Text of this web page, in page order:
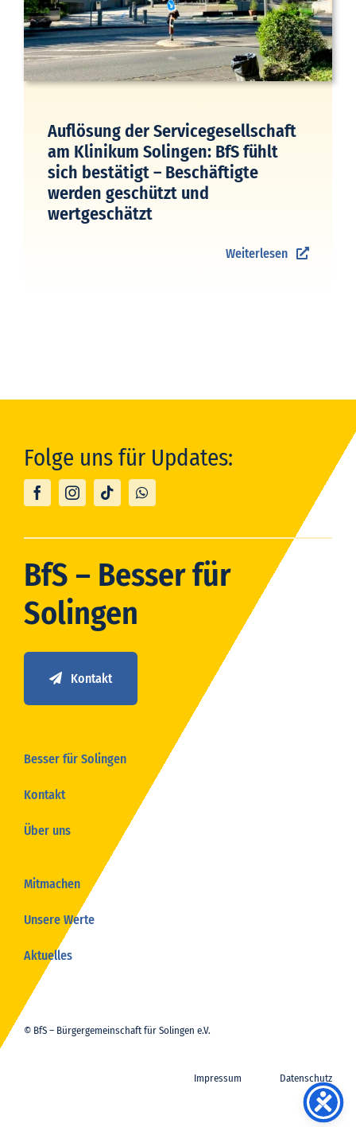
Auflösung der Servicegesellschaft
am Klinikum Solingen: BfS fühlt
sich bestätigt – Beschäftigte
werden geschützt und
wertgeschätzt
Weiterlesen
Folge uns für Updates:
BfS – Besser für
Solingen
Kontakt
Besser für Solingen
Kontakt
Über uns
Mitmachen
Unsere Werte
Aktuelles
© BfS – Bürgergemeinschaft für Solingen e.V.
Impressum Datenschutz